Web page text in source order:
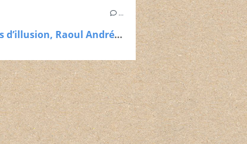
…
Marchandes d’illusion, Raoul André, 1954